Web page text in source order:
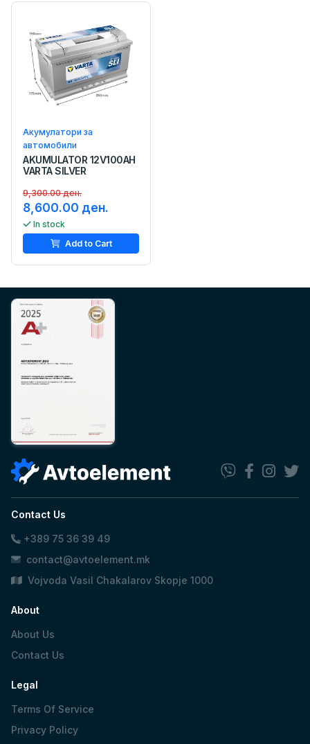
Акумулатори за
автомобили
AKUMULATOR 12V100AH
VARTA SILVER
9,300.00 ден.
8,600.00 ден.
In stock
Add to Cart
Contact Us
+389 75 36 39 49
contact@avtoelement.mk
Vojvoda Vasil Chakalarov Skopje 1000
About
About Us
Contact Us
Legal
Terms Of Service
Privacy Policy